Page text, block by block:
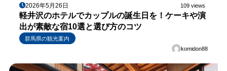
2026年5月26日 109 views
軽井沢のホテルでカップルの誕生日を！ケーキや演
出が素敵な宿10選と選び方のコツ
群馬県の観光案内
komidon88